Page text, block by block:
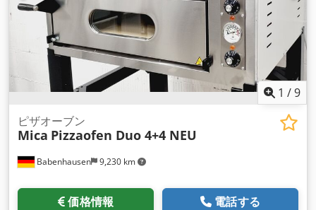
1 /9
Babenhausen 9,230 km
ピザオーブン
Mica Pizzaofen Duo 4+4 NEU
価格情報 電話する